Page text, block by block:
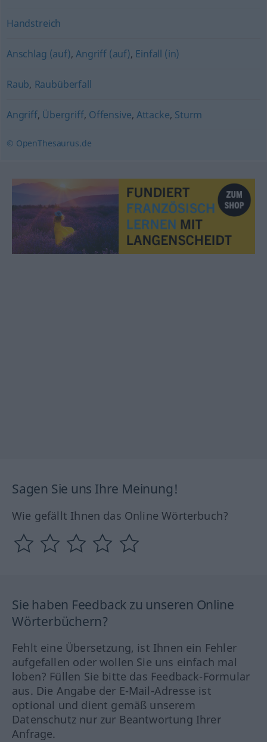
Handstreich
Anschlag (auf), Angriff (auf), Einfall (in)
Raub, Raubüberfall
Angriff, Übergriff, Offensive, Attacke, Sturm
© OpenThesaurus.de
Sagen Sie uns Ihre Meinung!
Wie gefällt Ihnen das Online Wörterbuch?
Sie haben Feedback zu unseren Online
Wörterbüchern?
Fehlt eine Übersetzung, ist Ihnen ein Fehler
aufgefallen oder wollen Sie uns einfach mal
loben? Füllen Sie bitte das Feedback-Formular
aus. Die Angabe der E-Mail-Adresse ist
optional und dient gemäß unserem
Datenschutz nur zur Beantwortung Ihrer
Anfrage.